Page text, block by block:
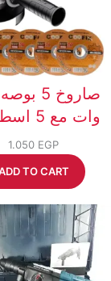
وات مع 5 اسطونات
1.050 EGP
TO CART